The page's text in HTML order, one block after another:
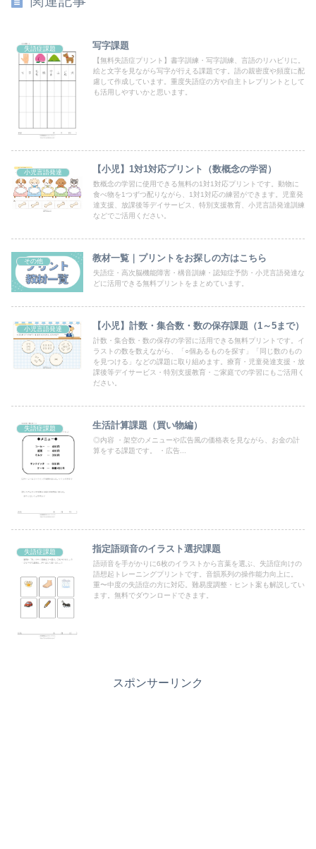
失語症課題 写字課題
【無料失語症プリント】書字訓練・写字訓練、言語のリハビリに。
絵と文字を見ながら写字が行える課題です。語の親密度や頻度に配
慮して作成しています。重度失語症の方や自主トレプリントとして
も活用しやすいかと思います。
小児言語発達 【小児】1対1対応プリント（数概念の学習）
数概念の学習に使用できる無料の1対1対応プリントです。動物に
食べ物を1つずつ配りながら、1対1対応の練習ができます。児童発
達支援、放課後等デイサービス、特別支援教育、小児言語発達訓練
などでご活用ください。
その他 教材一覧｜プリントをお探しの方はこちら
失語症・高次脳機能障害・構音訓練・認知症予防・小児言語発達な
どに活用できる無料プリントをまとめています。
小児言語発達 【小児】計数・集合数・数の保存課題（1～5まで）
計数・集合数・数の保存の学習に活用できる無料プリントです。イ
ラストの数を数えながら、「○個あるものを探す」「同じ数のもの
を見つける」などの課題に取り組めます。療育・児童発達支援・放
課後等デイサービス・特別支援教育・ご家庭での学習にもご活用く
ださい。
失語症課題 生活計算課題（買い物編）
◎内容 ・架空のメニューや広告風の価格表を見ながら、お金の計
算をする課題です。 ・広告...
失語症課題 指定語頭音のイラスト選択課題
語頭音を手がかりに6枚のイラストから言葉を選ぶ、失語症向けの
語想起トレーニングプリントです。音韻系列の操作能力向上に。
重〜中度の失語症の方に対応。難易度調整・ヒント案も解説してい
ます。無料でダウンロードできます。
スポンサーリンク